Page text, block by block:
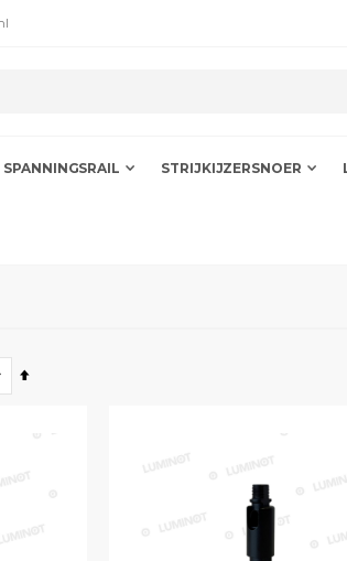
SPANNINGSRAIL STRIJKIJZERSNOER
Van